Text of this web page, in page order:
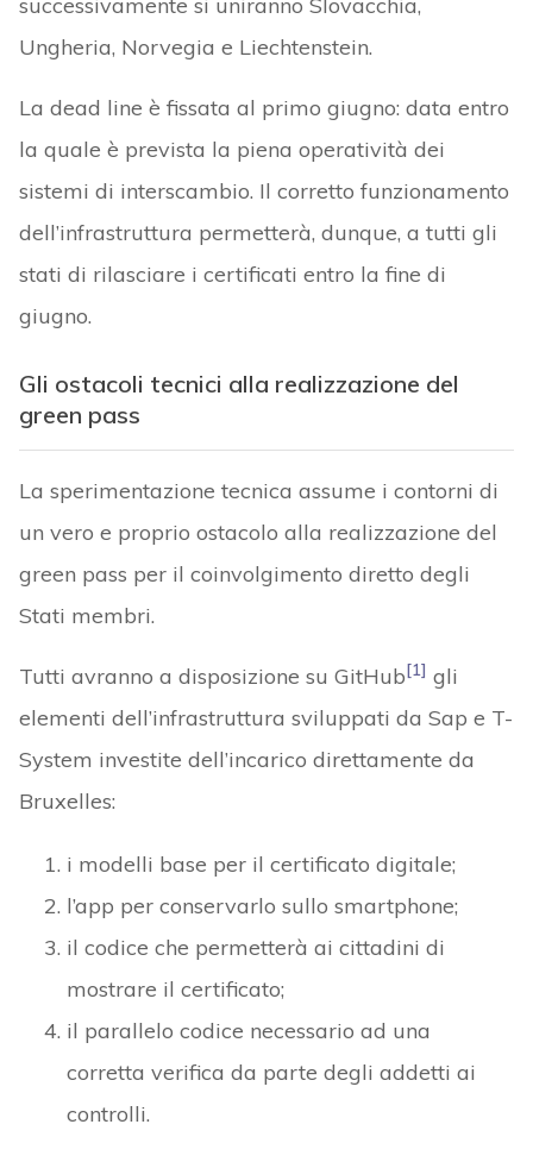
Ungheria, Norvegia e Liechtenstein.
La dead line è fissata al primo giugno: data entro
la quale è prevista la piena operatività dei
sistemi di interscambio. Il corretto funzionamento
dell’infrastruttura permetterà, dunque, a tutti gli
stati di rilasciare i certificati entro la fine di
giugno.
Gli ostacoli tecnici alla realizzazione del
green pass
La sperimentazione tecnica assume i contorni di
un vero e proprio ostacolo alla realizzazione del
green pass per il coinvolgimento diretto degli
Stati membri.
Tutti avranno a disposizione su GitHub[1] gli
elementi dell’infrastruttura sviluppati da Sap e T-
System investite dell’incarico direttamente da
Bruxelles:
i modelli base per il certificato digitale;
l’app per conservarlo sullo smartphone;
il codice che permetterà ai cittadini di
mostrare il certificato;
il parallelo codice necessario ad una
corretta verifica da parte degli addetti ai
controlli.